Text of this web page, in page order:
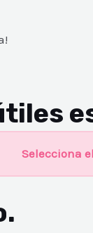
Selecciona